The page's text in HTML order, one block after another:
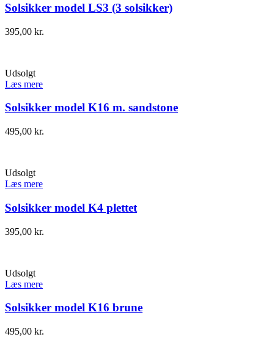
Solsikker model LS3 (3 solsikker)
395,00 kr.
Udsolgt
Læs mere
Solsikker model K16 m. sandstone
495,00 kr.
Udsolgt
Læs mere
Solsikker model K4 plettet
395,00 kr.
Udsolgt
Læs mere
Solsikker model K16 brune
495,00 kr.